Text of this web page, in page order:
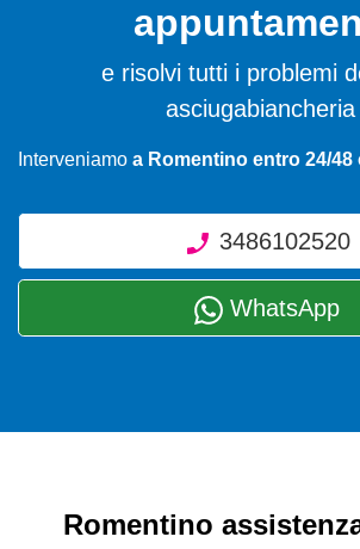
e risolvi tutti i problemi
asciugabiancheria
Interveniamo a Romentino entro 24/48
3486102520
WhatsApp
Romentino